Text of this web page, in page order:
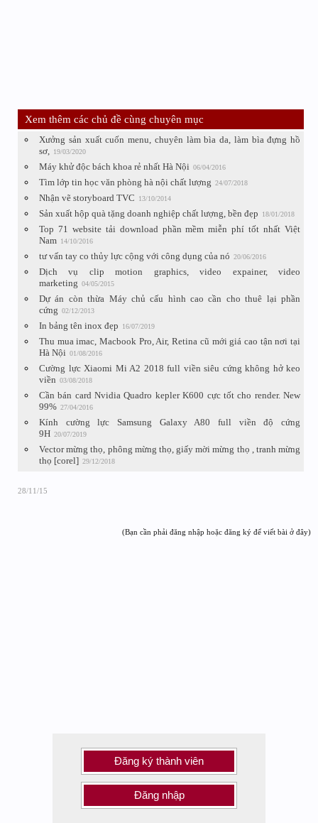
Xem thêm các chủ đề cùng chuyên mục
Xưởng sản xuất cuốn menu, chuyên làm bìa da, làm bìa đựng hồ
sơ, 19/03/2020
Máy khử độc bách khoa rẻ nhất Hà Nội 06/04/2016
Tìm lớp tin học văn phòng hà nội chất lượng 24/07/2018
Nhận vẽ storyboard TVC 13/10/2014
Sản xuất hộp quà tặng doanh nghiệp chất lượng, bền đẹp 18/01/2018
Top 71 website tải download phần mềm miễn phí tốt nhất Việt
Nam 14/10/2016
tư vấn tay co thủy lực cộng với công dụng của nó 20/06/2016
Dịch vụ clip motion graphics, video expainer, video
marketing 04/05/2015
Dự án còn thừa Máy chủ cấu hình cao cần cho thuê lại phần
cứng 02/12/2013
In bảng tên inox đẹp 16/07/2019
Thu mua imac, Macbook Pro, Air, Retina cũ mới giá cao tận nơi tại
Hà Nội 01/08/2016
Cường lực Xiaomi Mi A2 2018 full viền siêu cứng không hở keo
viền 03/08/2018
Cần bán card Nvidia Quadro kepler K600 cực tốt cho render. New
99% 27/04/2016
Kính cường lực Samsung Galaxy A80 full viền độ cứng
9H 20/07/2019
Vector mừng thọ, phông mừng thọ, giấy mời mừng thọ , tranh mừng
thọ [corel] 29/12/2018
28/11/15
(Bạn cần phải đăng nhập hoặc đăng ký để viết bài ở đây)
Đăng ký thành viên
Đăng nhập